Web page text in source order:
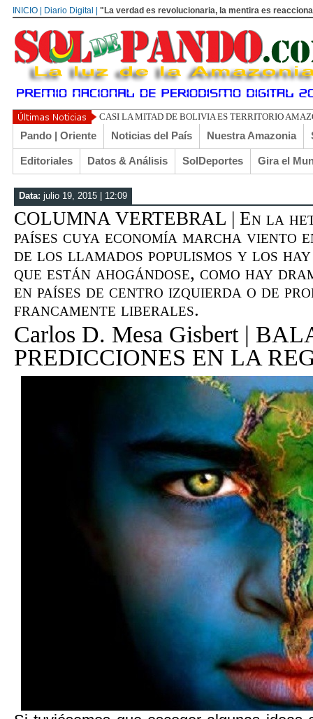
INICIO | Diario Digital | "La verdad es revolucionaria, la mentira es
UN LIBERTARI
Pando | Oriente Noticias del País Nuestra Amazonia
Editoriales Datos & Análisis SolDeportes Gira el
Data: julio 19, 2015 | 12:09
COLUMNA VERTEBRAL | En la
países cuya economía marcha viento
de los llamados populismos y los
que están ahogándose, como hay
en países de centro izquierda o de
francamente liberales.
Carlos D. Mesa Gisbert |
PREDICCIONES EN LA